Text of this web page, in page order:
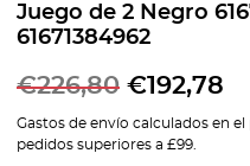
Juego de 2 Negro
61671384962
€226,80 €192,78
Gastos de envío calculados en
pedidos superiores a £99.